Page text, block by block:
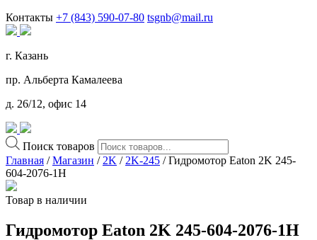
Контакты +7 (843) 590-07-80 tsgnb@mail.ru
г. Казань
пр. Альберта Камалеева
д. 26/12, офис 14
Поиск товаров
Главная /Магазин / 2K / 2K-245 / Гидромотор Eaton 2K 245-
604-2076-1H
Товар в наличии
Гидромотор Eaton 2K 245-604-2076-1H